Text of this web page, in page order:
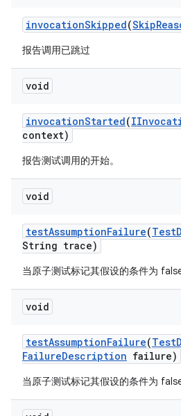
invocationSkipped(Skip
报告调用已跳过
void
invocationStarted(
context)
报告测试调用的开始。
void
testAssumptionFailure(Test
String trace)
当原子测试标记其假设的条件为
void
testAssumptionFailure(Test
FailureDescription failure)
当原子测试标记其假设的条件为